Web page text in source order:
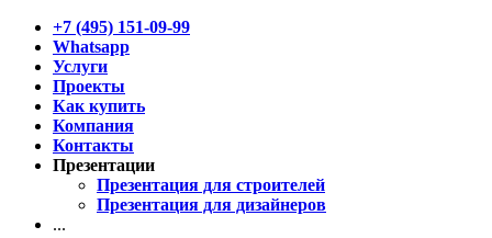
+7 (495) 151-09-99
Whatsapp
Услуги
Проекты
Как купить
Компания
Контакты
Презентации
Презентация для строителей
Презентация для дизайнеров
...